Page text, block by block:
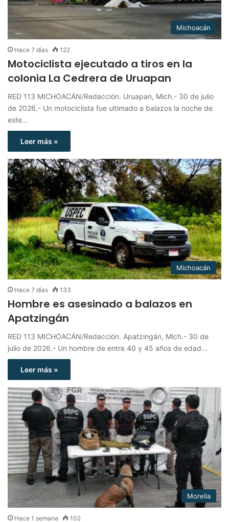
Michoacán
Hace 7 días 122
Motociclista ejecutado a tiros en la
colonia La Cedrera de Uruapan
RED 113 MICHOACÁN/Redacción. Uruapan, Mich.- 30 de julio
de 2026.- Un motociclista fue ultimado a balazos la noche de
este…
Leer más »
Michoacán
Hace 7 días 133
Hombre es asesinado a balazos en
Apatzingán
RED 113 MICHOACÁN/Redacción. Apatzingán, Mich.- 30 de
julio de 2026.- Un hombre de entre 40 y 45 años de edad…
Leer más »
Morelia
Hace 1 semana 102